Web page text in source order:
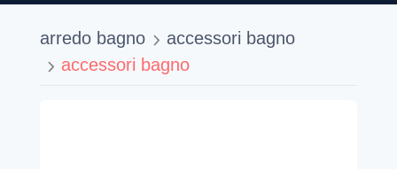
arredo bagno
accessori bagno
accessori bagno